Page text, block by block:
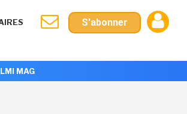
S'abonner
LMI MAG